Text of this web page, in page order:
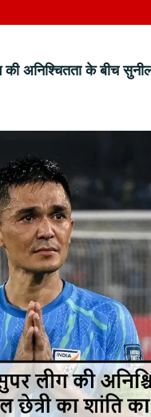
अनिश्चितता के बीच